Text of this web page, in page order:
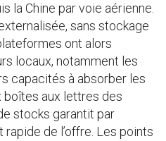
la Chine par voie aérienne.
sans stockage
ont alors
locaux, notamment les
capacités à absorber les
boîtes aux lettres des
de stocks garantit par
de l’offre. Les points